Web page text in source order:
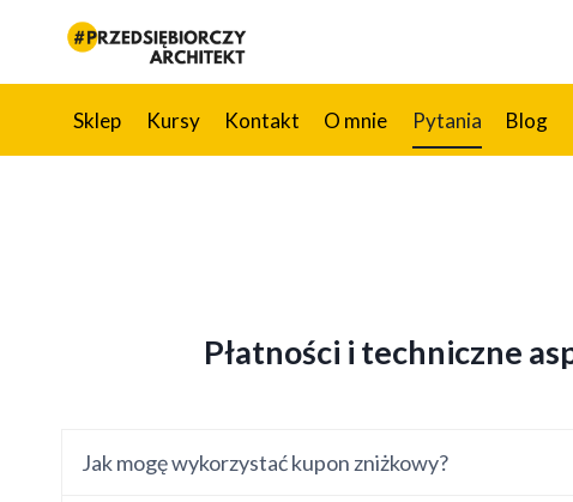
treści
Sklep Kursy Kontakt O mnie Pytania Blog
Płatności i techniczne
Jak mogę wykorzystać kupon zniżkowy?